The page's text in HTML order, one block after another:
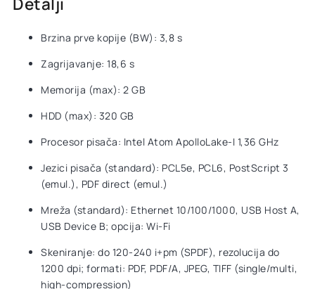
Brzina prve kopije (BW): 3,8 s
Zagrijavanje: 18,6 s
Memorija (max): 2 GB
HDD (max): 320 GB
Procesor pisača: Intel Atom ApolloLake-I 1,36 GHz
Jezici pisača (standard): PCL5e, PCL6, PostScript 3
(emul.), PDF direct (emul.)
Mreža (standard): Ethernet 10/100/1000, USB Host A,
USB Device B; opcija: Wi-Fi
Skeniranje: do 120-240 i+pm (SPDF), rezolucija do
1200 dpi; formati: PDF, PDF/A, JPEG, TIFF (single/multi,
high-compression)